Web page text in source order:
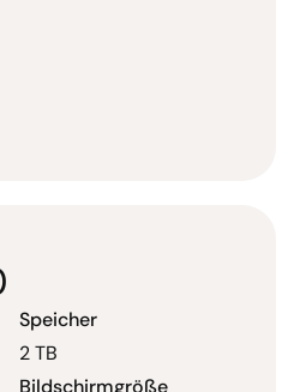
Speicher
2 TB